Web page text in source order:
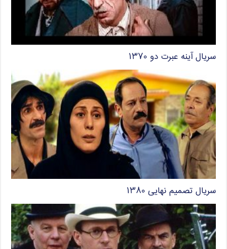
سریال آینه عبرت دو ۱۳۷۰
سریال تصمیم نهایی ۱۳۸۰